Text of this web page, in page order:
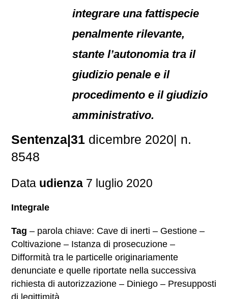
integrare una fattispecie
penalmente rilevante,
stante l’autonomia tra il
giudizio penale e il
procedimento e il giudizio
amministrativo.
Sentenza|31 dicembre 2020| n.
8548
Data udienza 7 luglio 2020
Integrale
Tag – parola chiave: Cave di inerti – Gestione –
Coltivazione – Istanza di prosecuzione –
Difformità tra le particelle originariamente
denunciate e quelle riportate nella successiva
richiesta di autorizzazione – Diniego – Presupposti
di legittimità